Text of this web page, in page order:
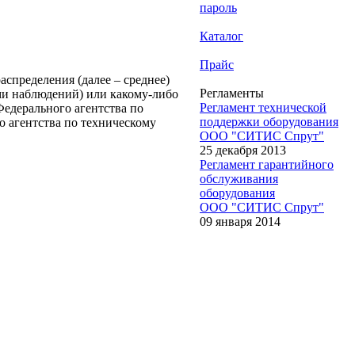
(далее – среднее)
наблюдений) или какому-либо
агентства по
по техническому
пароль
Каталог
Прайс
Регламенты
Регламент технической
поддержки оборудования
ООО "СИТИС Спрут"
25 декабря 2013
Регламент гарантийного
обслуживания
оборудования
ООО "СИТИС Спрут"
09 января 2014